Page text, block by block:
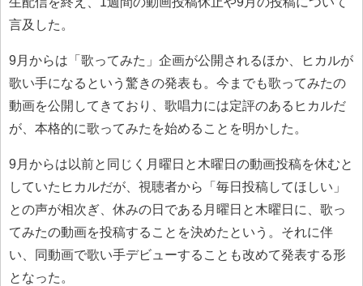
言及した。
9月からは「歌ってみた」企画が公開されるほか、ヒカルが
歌い手になるという驚きの発表も。今までも歌ってみたの
動画を公開してきており、歌唱力には定評のあるヒカルだ
が、本格的に歌ってみたを始めることを明かした。
9月からは以前と同じく月曜日と木曜日の動画投稿を休むと
していたヒカルだが、視聴者から「毎日投稿してほしい」
との声が相次ぎ、休みの日である月曜日と木曜日に、歌っ
てみたの動画を投稿することを決めたという。それに伴
い、同動画で歌い手デビューすることも改めて発表する形
となった。